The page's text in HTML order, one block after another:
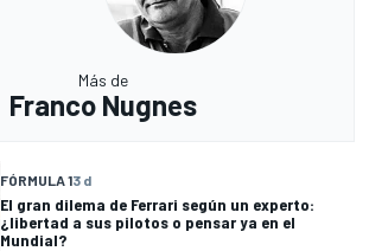
Más de
Franco Nugnes
FÓRMULA 13 d
El gran dilema de Ferrari según un experto:
¿libertad a sus pilotos o pensar ya en el
Mundial?